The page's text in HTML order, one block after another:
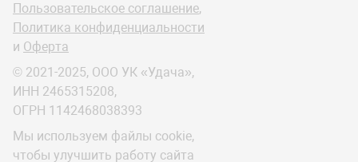
Пользовательское соглашение,
Политика конфиденциальности
и Оферта
© 2021-2025, ООО УК «Удача»,
ИНН 2465315208,
ОГРН 1142468038393
Мы используем файлы cookie,
чтобы улучшить работу сайта